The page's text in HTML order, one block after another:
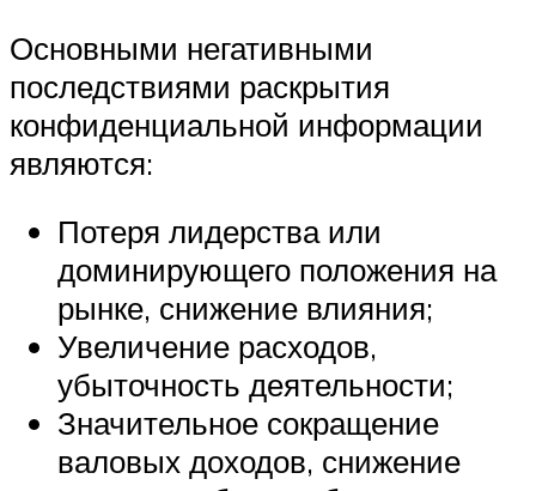
Основными негативными
последствиями раскрытия
конфиденциальной информации
являются:
Потеря лидерства или
доминирующего положения на
рынке, снижение влияния;
Увеличение расходов,
убыточность деятельности;
Значительное сокращение
валовых доходов, снижение